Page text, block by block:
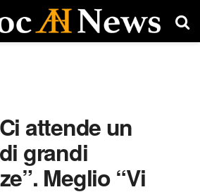
attende un
grandi
Meglio “Vi